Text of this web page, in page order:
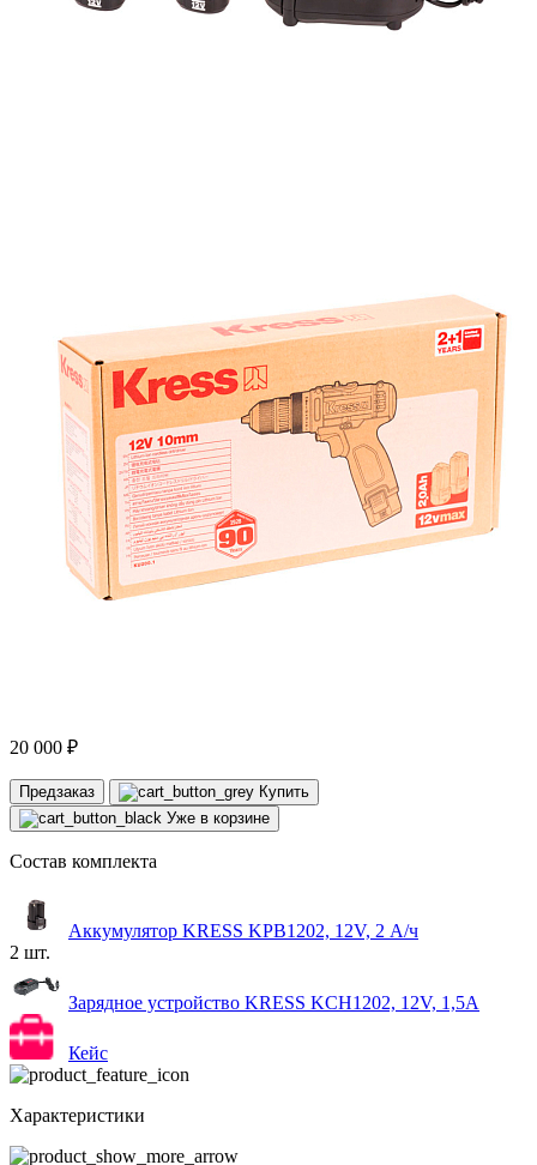
20 000 ₽
Предзаказ
Купить
Уже в корзине
Состав комплекта
Аккумулятор KRESS KPB1202, 12V, 2 А/ч
2 шт.
Зарядное устройство KRESS KCH1202, 12V, 1,5A
Кейс
Характеристики